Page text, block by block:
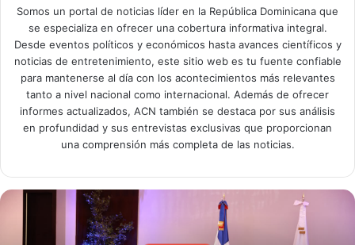
Somos un portal de noticias líder en la República Dominicana que
se especializa en ofrecer una cobertura informativa integral.
Desde eventos políticos y económicos hasta avances científicos y
noticias de entretenimiento, este sitio web es tu fuente confiable
para mantenerse al día con los acontecimientos más relevantes
tanto a nivel nacional como internacional. Además de ofrecer
informes actualizados, ACN también se destaca por sus análisis
en profundidad y sus entrevistas exclusivas que proporcionan
una comprensión más completa de las noticias.